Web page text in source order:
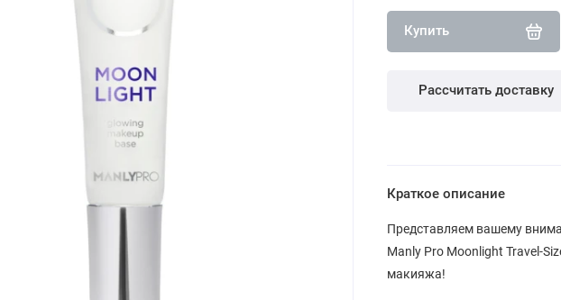
Купить
Рассчитать доставку
Краткое описание
Представляем вашему
Manly Pro Moonlight Travel-
макияжа!